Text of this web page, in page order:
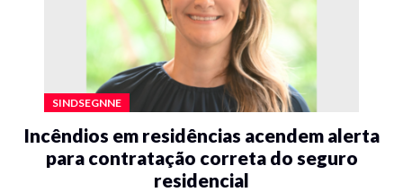
SINDSEGNNE
Incêndios em residências acendem alerta
para contratação correta do seguro
residencial